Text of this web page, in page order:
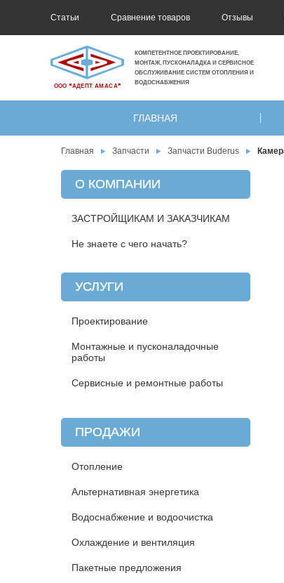
Статьи Сравнение товаров Отзывы
ООО ❝АДЕПТ АМАСА❞
КОМПЕТЕНТНОЕ ПРОЕКТИРОВАНИЕ,
МОНТАЖ, ПУСКОНАЛАДКА И СЕРВИСНОЕ
ОБСЛУЖИВАНИЕ СИСТЕМ ОТОПЛЕНИЯ И
ВОДОСНАБЖЕНИЯ
ГЛАВНАЯ
Главная Запчасти Запчасти Buderus
О КОМПАНИИ
ЗАСТРОЙЩИКАМ И ЗАКАЗЧИКАМ
Не знаете с чего начать?
УСЛУГИ
Проектирование
Монтажные и пусконаладочные
работы
Сервисные и ремонтные работы
ПРОДАЖИ
Отопление
Альтернативная энергетика
Водоснабжение и водоочистка
Охлаждение и вентиляция
Пакетные предложения